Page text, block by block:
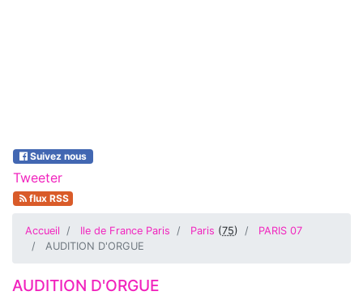
Suivez nous
Tweeter
flux RSS
Accueil Ile de France Paris Paris (75)
PARIS 07
AUDITION D'ORGUE
AUDITION D'ORGUE